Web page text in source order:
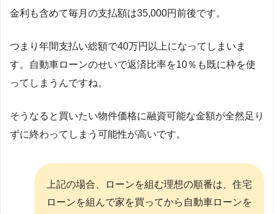
金利も含めて毎月の支払額は35,000円前後です。
つまり年間支払い総額で40万円以上になってしまいま
す。自動車ローンのせいで返済比率を10％も既に枠を使
ってしまうんですね。
そうなると買いたい物件価格に融資可能な金額が全然足り
ずに終わってしまう可能性が高いです。
上記の場合、ローンを組む理想の順番は、住宅
ローンを組んで家を買ってから自動車ローンを